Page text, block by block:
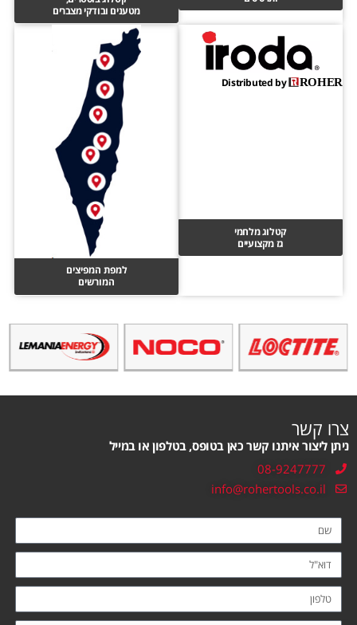
מטענים ובודקי מצברים
Distributed by ROHER
קטלוג מלחמי
גז מקצועיים
למפת המפיצים
המורשים
צרו קשר
ניתן ליצור איתנו קשר כאן בטופס, בטלפון או במייל
08-9247777
info@rohertools.co.il